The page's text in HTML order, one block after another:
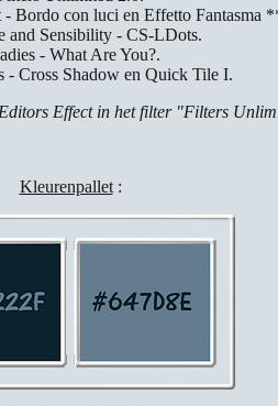
Bordo con luci en Effetto Fantasma
and Sensibility - CS-LDots.
- What Are You?.
- Cross Shadow en Quick Tile I.
Effect in het filter "Filters
Kleurenpallet: